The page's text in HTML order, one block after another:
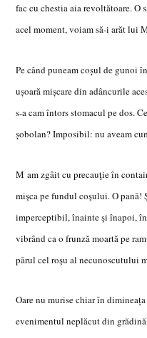
fac cu chestia aia revoltătoare. O
acel moment, voiam să-i arăt lui
Pe când puneam coşul de gunoi
uşoară mişcare din adâncurile
s-a cam întors stomacul pe dos.
şobolan? Imposibil: nu aveam
M am zgâit cu precauţie în
mişca pe fundul coşului. O pană!
imperceptibil, înainte şi înapoi,
vibrând ca o frunză moartă pe
părul cel roşu al necunoscutului
Oare nu murise chiar în
evenimentul neplăcut din